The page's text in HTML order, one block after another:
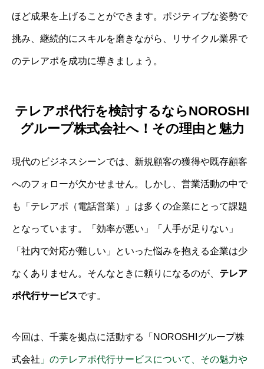
ほど成果を上げることができます。ポジティブな姿勢で
挑み、継続的にスキルを磨きながら、リサイクル業界で
のテレアポを成功に導きましょう。
テレアポ代行を検討するならNOROSHI
グループ株式会社へ！その理由と魅力
現代のビジネスシーンでは、新規顧客の獲得や既存顧客
へのフォローが欠かせません。しかし、営業活動の中で
も「テレアポ（電話営業）」は多くの企業にとって課題
となっています。「効率が悪い」「人手が足りない」
「社内で対応が難しい」といった悩みを抱える企業は少
なくありません。そんなときに頼りになるのが、 テレア
ポ代行サービスです。
今回は、千葉を拠点に活動する「NOROSHIグループ株
式会社 」のテレアポ代行サービスについて、その魅力や